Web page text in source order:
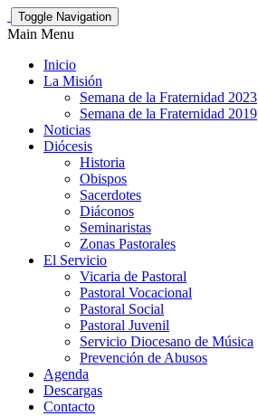
Toggle Navigation
Main Menu
Inicio
La Misión
Semana de la Fraternidad 2023
Semana de la Fraternidad 2019
Noticias
Diócesis
Historia
Obispos
Sacerdotes
Diáconos
Seminaristas
Zonas Pastorales
El Servicio
Vicaria de Pastoral
Pastoral Vocacional
Pastoral Social
Pastoral Juvenil
Servicio Diocesano de Música
Prevención de Abusos
Agenda
Descargas
Contacto